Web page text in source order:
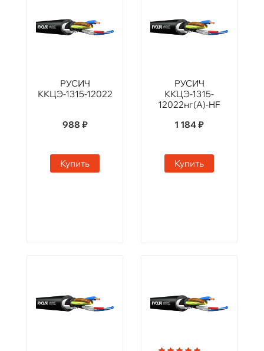
РУСИЧ
ККЦЭ-1315-12022
988 ₽
Купить
РУСИЧ
ККЦЭ-1315-
12022нг(А)-HF
1 184 ₽
Купить